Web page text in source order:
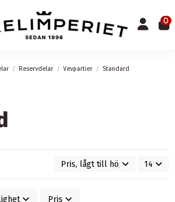
0
Reservdelar Vevpartier Standard
Pris, lågt till högt 14
Pris